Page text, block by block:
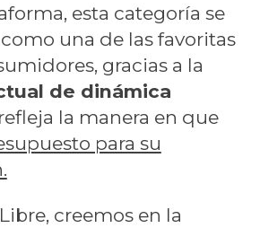
esta categoría se
una de las favoritas
gracias a la
de dinámica
la manera en que
para su
creemos en la